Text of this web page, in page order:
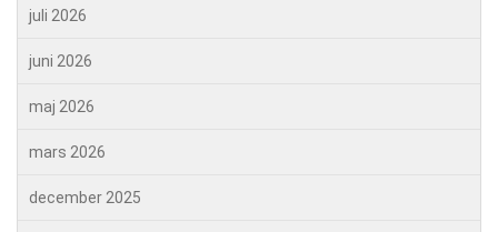
juli 2026
juni 2026
maj 2026
mars 2026
december 2025